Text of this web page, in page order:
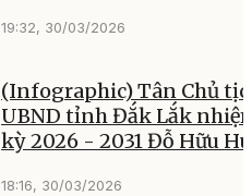
19:32, 30/03/2026
(Infographic) Tân Chủ
UBND tỉnh Đắk Lắk
kỳ 2026 - 2031 Đỗ Hữu
18:16, 30/03/2026